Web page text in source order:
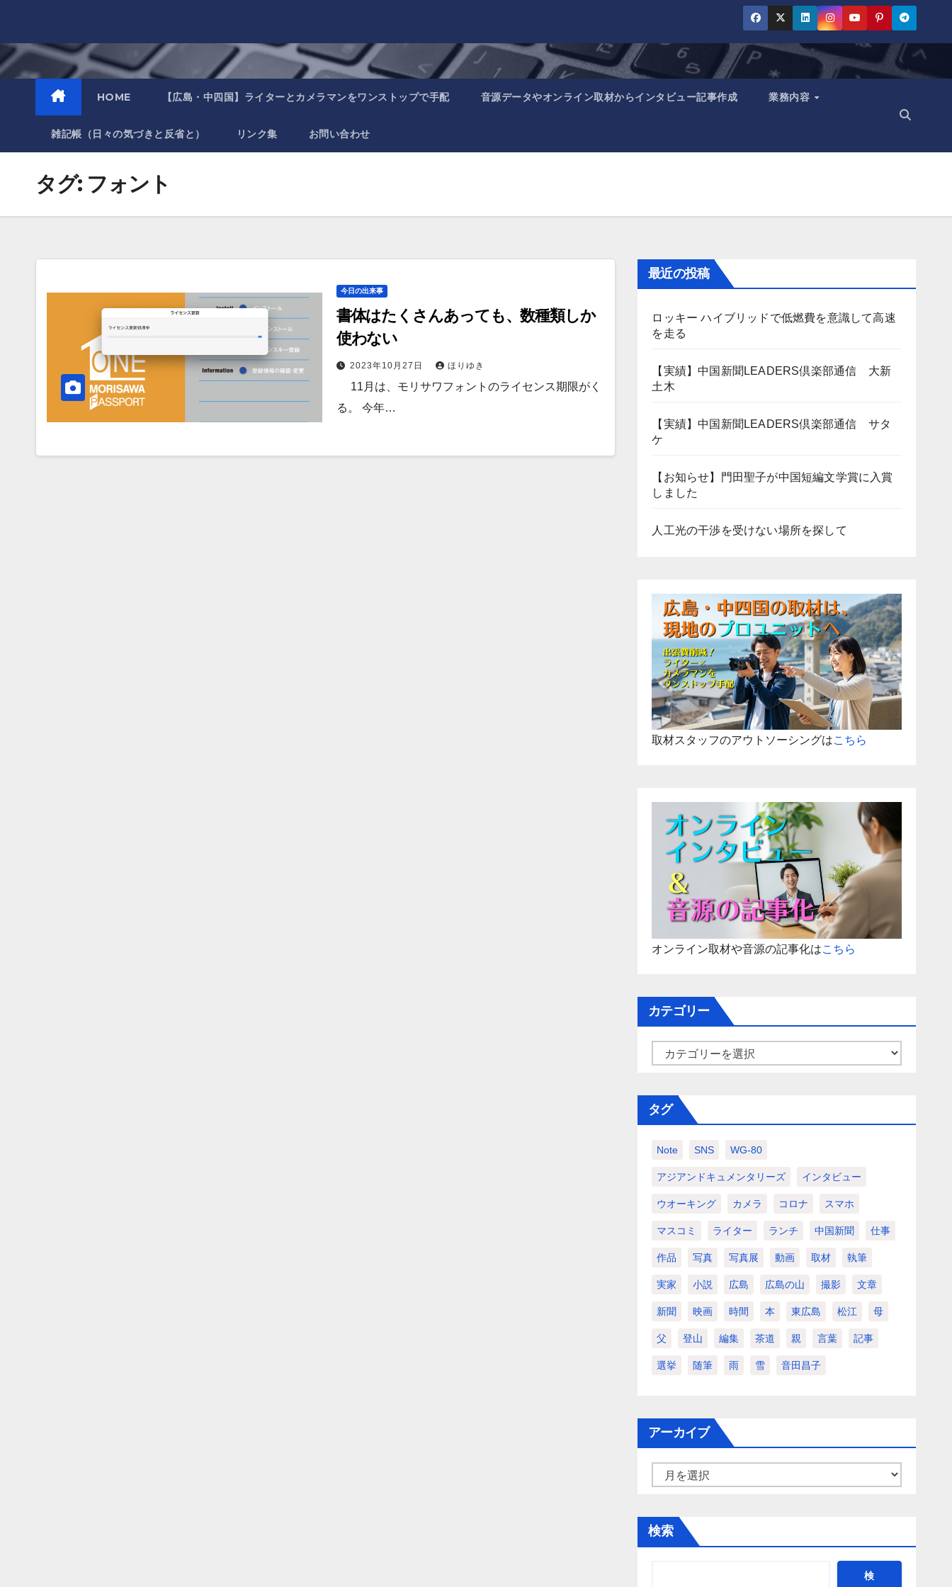
content
HOME 【広島・中四国】ライターとカメラマンをワンストップで手配 音源データやオンライン取材からインタビュー記事作成 業務内容
雑記帳（日々の気づきと反省と） リンク集 お問い合わせ
タグ: フォント
今日の出来事
書体はたくさんあっても、数種類しか
使わない
2023年10月27日 ほりゆき
11月は、モリサワフォントのライセンス期限がく
る。 今年…
最近の投稿
ロッキー ハイブリッドで低燃費を意識して高速
を走る
【実績】中国新聞LEADERS倶楽部通信 大新
土木
【実績】中国新聞LEADERS倶楽部通信 サタ
ケ
【お知らせ】門田聖子が中国短編文学賞に入賞
しました
人工光の干渉を受けない場所を探して
取材スタッフのアウトソーシングはこちら
オンライン取材や音源の記事化はこちら
カテゴリー
ゴ
リ
タグ
Note SNS WG-80
アジアンドキュメンタリーズ インタビュー
ウオーキング カメラ コロナ スマホ
マスコミ ライター ランチ 中国新聞 仕事
作品 写真 写真展 動画 取材 執筆
実家 小説 広島 広島の山 撮影 文章
新聞 映画 時間 本 東広島 松江 母
父 登山 編集 茶道 親 言葉 記事
選挙 随筆 雨 雪 音田昌子
アーカイブ
カ
イ
検索
検